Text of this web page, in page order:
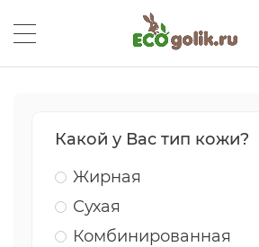
Какой у Вас тип кожи?
Жирная
Сухая
Комбинированная